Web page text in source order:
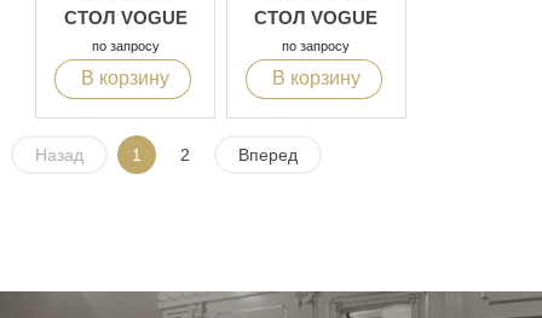
СТОЛ VOGUE
по запросу
В корзину
СТОЛ VOGUE
по запросу
В корзину
Назад 1 2 Вперед